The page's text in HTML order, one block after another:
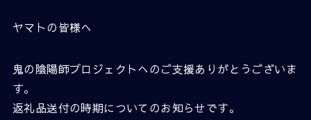
ヤマトの皆様へ
鬼の陰陽師プロジェクトへのご支援ありがとうございま
す。
返礼品送付の時期についてのお知らせです。